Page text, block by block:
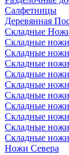
Салфетницы
Деревянная
Складные
Cкладные
Складные ножи
Складные ножи
Складные ножи
Складные
Складные
Складные
Складные
Складные
Складные
Ножи Севера